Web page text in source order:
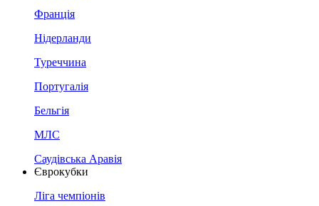
Франція
Нідерланди
Туреччина
Португалія
Бельгія
МЛС
Саудівська Аравія
Єврокубки
Ліга чемпіонів